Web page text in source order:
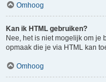
Omhoog
Kan ik HTML gebruiken?
Nee, het is niet mogelijk om je
opmaak die je via HTML kan
Omhoog